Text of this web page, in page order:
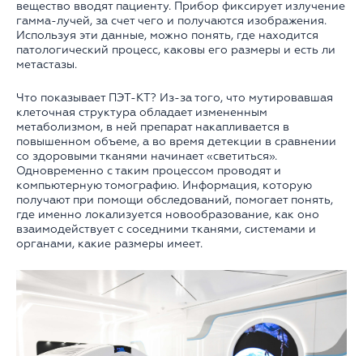
вещество вводят пациенту. Прибор фиксирует излучение
гамма-лучей, за счет чего и получаются изображения.
Используя эти данные, можно понять, где находится
патологический процесс, каковы его размеры и есть ли
метастазы.
Что показывает ПЭТ-КТ? Из-за того, что мутировавшая
клеточная структура обладает измененным
метаболизмом, в ней препарат накапливается в
повышенном объеме, а во время детекции в сравнении
со здоровыми тканями начинает «светиться».
Одновременно с таким процессом проводят и
компьютерную томографию. Информация, которую
получают при помощи обследований, помогает понять,
где именно локализуется новообразование, как оно
взаимодействует с соседними тканями, системами и
органами, какие размеры имеет.